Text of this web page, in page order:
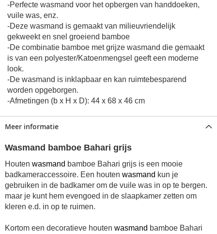
-Perfecte wasmand voor het opbergen van handdoeken,
vuile was, enz.
-Deze wasmand is gemaakt van milieuvriendelijk
gekweekt en snel groeiend bamboe
-De combinatie bamboe met grijze wasmand die gemaakt
is van een polyester/Katoenmengsel geeft een moderne
look.
-De wasmand is inklapbaar en kan ruimtebesparend
worden opgeborgen.
-Afmetingen (b x H x D): 44 x 68 x 46 cm
Meer informatie
Wasmand bamboe Bahari grijs
Houten wasmand bamboe Bahari grijs is een mooie
badkameraccessoire. Een houten wasmand kun je
gebruiken in de badkamer om de vuile was in op te bergen.
maar je kunt hem evengoed in de slaapkamer zetten om
kleren e.d. in op te ruimen.
Kortom een decoratieve houten wasmand bamboe Bahari